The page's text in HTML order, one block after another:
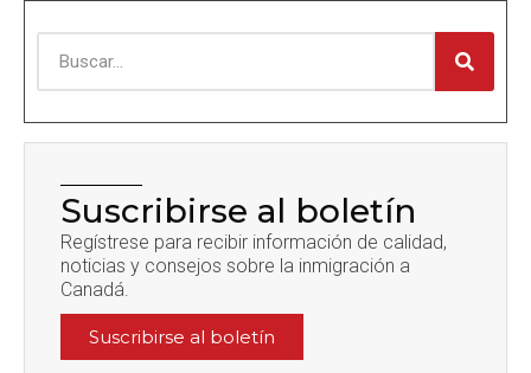
Suscribirse al boletín
Regístrese para recibir información de calidad,
noticias y consejos sobre la inmigración a
Canadá.
Suscribirse al boletín